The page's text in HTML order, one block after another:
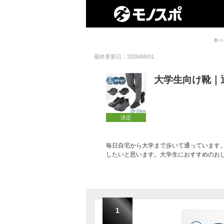
本
最終更新日：2026/08/01
決定
大学生向け靴
毎日自宅から大学まで歩いて通っています
したいと思います。大学生におすすめの
1